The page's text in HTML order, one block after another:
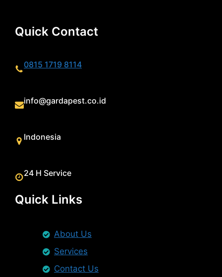
Quick Contact
0815 1719 8114
info@gardapest.co.id
Indonesia
24 H Service
Quick Links
About Us
Services
Contact Us